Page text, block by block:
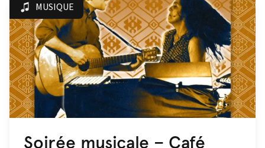
MUSIQUE
Soirée musicale – Café